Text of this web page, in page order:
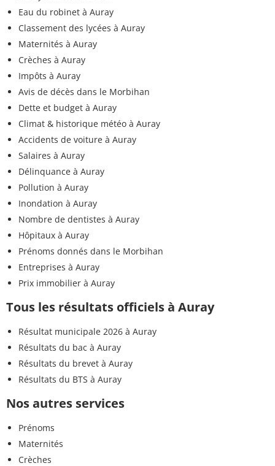
Eau du robinet à Auray
Classement des lycées à Auray
Maternités à Auray
Crèches à Auray
Impôts à Auray
Avis de décès dans le Morbihan
Dette et budget à Auray
Climat & historique météo à Auray
Accidents de voiture à Auray
Salaires à Auray
Délinquance à Auray
Pollution à Auray
Inondation à Auray
Nombre de dentistes à Auray
Hôpitaux à Auray
Prénoms donnés dans le Morbihan
Entreprises à Auray
Prix immobilier à Auray
Tous les résultats officiels à Auray
Résultat municipale 2026 à Auray
Résultats du bac à Auray
Résultats du brevet à Auray
Résultats du BTS à Auray
Nos autres services
Prénoms
Maternités
Crèches